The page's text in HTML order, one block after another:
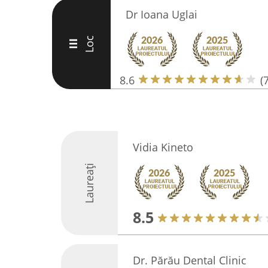
III Loc
Dr Ioana Uglai
8.6
Laureați
Vidia Kineto
8.5
Dr. Părău Dental Clinic